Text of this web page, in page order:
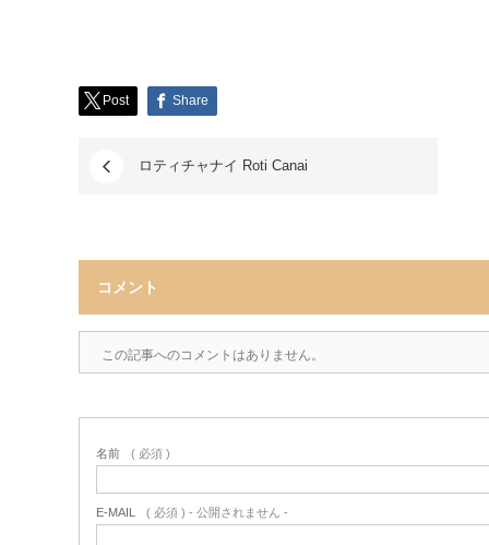
Post Share
ロティチャナイ Roti Canai
コメント
この記事へのコメントはありません。
名前 ( 必須 )
E-MAIL ( 必須 ) - 公開されません -